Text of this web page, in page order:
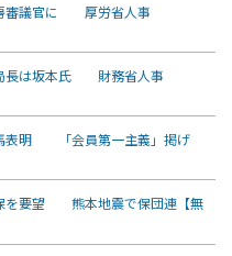
審議官に 厚労省人事
長は坂本氏 財務省人事
表明 「会員第一主義」掲げ
を要望 熊本地震で保団連【無